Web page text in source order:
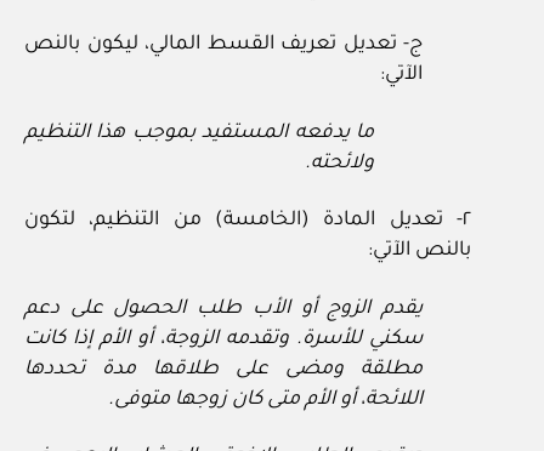
ج- تعديل تعريف القسط المالي، ليكون بالنص
الآتي:
ما يدفعه المستفيد بموجب هذا التنظيم
ولائحته.
٢- تعديل المادة (الخامسة) من التنظيم، لتكون
بالنص الآتي:
يقدم الزوج أو الأب طلب الحصول على دعم
سكني للأسرة. وتقدمه الزوجة، أو الأم إذا كانت
مطلقة ومضى على طلاقها مدة تحددها
اللائحة، أو الأم متى كان زوجها متوفى.